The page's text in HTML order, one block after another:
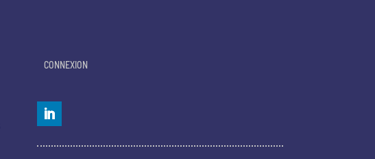
CONNEXION